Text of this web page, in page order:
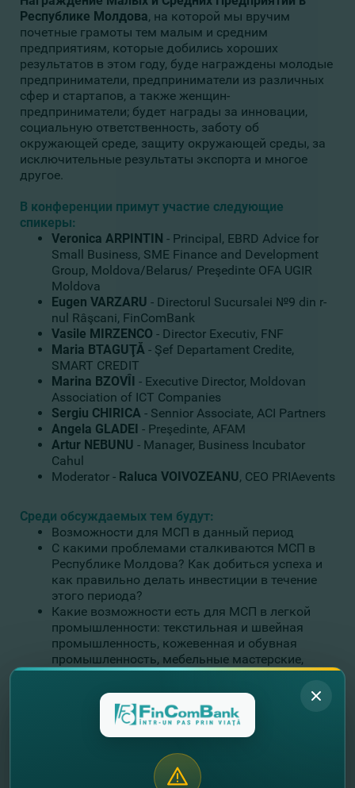
Республике Молдова, на которой мы вручим
почетные грамоты тем малым и средним
предприятиям, которые добились хороших
результатов в этом году, буде награждены молодые
предприниматели, предприниматели из различных
сфер и стартапов, а также женщин-
предприниматели; будет награды за инновации,
социальную ответственность, заботу об
окружающей среде, защиту окружающей среды, за
исключительные результаты экспорта и многое
другое.
В конференции примут участие следующие
спикеры:
Veronica ARPINTIN - Principal, EBRD Advice for
Small Business, SME Finance and Development
Group, Moldova/Belarus/ Preşedinte OFA UGIR
Moldova
Eugen VARZARU - Directorul Sucursalei №9 din r-
nul Râşcani, FinComBank
Vasile MIRZENCO - Director Executiv, FNF
Maria BTAGUŢĂ - Şef Departament Credite,
SMART CREDIT
Marina BZOVÎI - Executive Director, Moldovan
Association of ICT Companies
Sergiu CHIRICA - Sennior Associate, ACI Partners
Angela GLADEI - Preşedinte, AFAM
Artur NEBUNU - Manager, Business Incubator
Cahul
Moderator - Raluca VOIVOZEANU, CEO PRIAevents
Среди обсуждаемых тем будут:
Возможности для МСП в данный период
С какими проблемами сталкиваются МСП в
Республике Молдова? Как добиться успеха и
как правильно делать инвестиции в течение
этого периода?
Какие возможности есть для МСП в легкой
промышленности: текстильная и швейная
промышленность, кожевенная и обувная
промышленность, мебельные мастерские,
косметика.
МСП в сельском хозяйстве. Семейные фермы,
бизнес-кейс.
Транспортные МСП - статус Молдовы до 2021
МСП в ИТ - инновации: программное
обеспечение, приложения, исследования.